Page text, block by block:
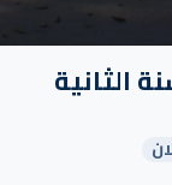
الثانية